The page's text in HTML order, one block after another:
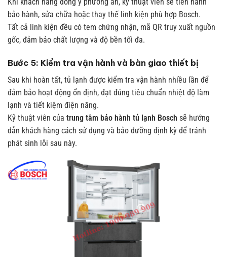
bảo hành, sửa chữa hoặc thay thế linh kiện phù hợp Bosch.
Tất cả linh kiện đều có tem chứng nhận, mã QR truy xuất nguồn
gốc, đảm bảo chất lượng và độ bền tối đa.
Bước 5: Kiểm tra vận hành và bàn giao thiết bị
Sau khi hoàn tất, tủ lạnh được kiểm tra vận hành nhiều lần để
đảm bảo hoạt động ổn định, đạt đúng tiêu chuẩn nhiệt độ làm
lạnh và tiết kiệm điện năng.
Kỹ thuật viên của trung tâm bảo hành tủ lạnh Bosch sẽ hướng
dẫn khách hàng cách sử dụng và bảo dưỡng định kỳ để tránh
phát sinh lỗi sau này.